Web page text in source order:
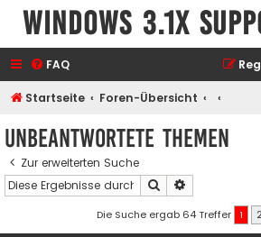
Windows 3.1x
FAQ
Startseite Foren-Übersicht
Unbeantwortete Themen
Zur erweiterten Suche
Suche
Die Suche ergab 64 Treffer 1